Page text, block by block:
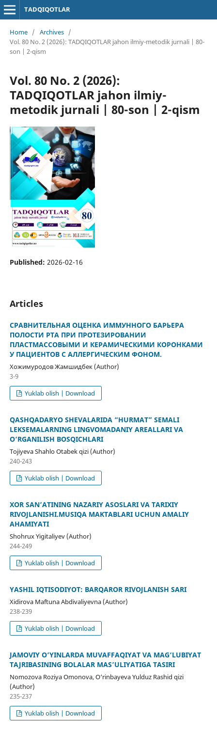
TADQIQOTLAR
Home / Archives /
Vol. 80 No. 2 (2026): TADQIQOTLAR jahon ilmiy-metodik jurnali | 80-
son | 2-qism
Vol. 80 No. 2 (2026):
TADQIQOTLAR jahon ilmiy-
metodik jurnali | 80-son | 2-qism
Published: 2026-02-16
Articles
СРАВНИТЕЛЬНАЯ ОЦЕНКА ИММУННОГО БАРЬЕРА
ПОЛОСТИ РТА ПРИ ПРОТЕЗИРОВАНИИ
ПЛАСТМАССОВЫМИ И КЕРАМИЧЕСКИМИ КОРОНКАМИ
У ПАЦИЕНТОВ С АЛЛЕРГИЧЕСКИМ ФОНОМ.
Хожимуродов Жамшидбек (Author)
3-9
Yuklab olish | Download
QASHQADARYO SHEVALARIDA “HURMAT” SEMALI
LEKSEMALARNING LINGVOMADANIY AREALLARI VA
O‘RGANILISH BOSQICHLARI
Tojiyeva Shahlo Otabek qizi (Author)
240-243
Yuklab olish | Download
XOR SAN’ATINING NAZARIY ASOSLARI VA TARIXIY
RIVOJLANISHI.MUSIQA MAKTABLARI UCHUN AMALIY
AHAMIYATI
Shohrux Yigitaliyev (Author)
244-249
Yuklab olish | Download
YASHIL IQTISODIYOT: BARQAROR RIVOJLANISH SARI
Xidirova Maftuna Abdivaliyevna (Author)
238-239
Yuklab olish | Download
JAMOVIY O‘YINLARDA MUVAFFAQIYAT VA MAG‘LUBIYAT
TAJRIBASINING BOLALAR MAS’ULIYATIGA TASIRI
Nomozova Roziya Omonova, O‘rinbayeva Yulduz Rashid qizi
(Author)
235-237
Yuklab olish | Download